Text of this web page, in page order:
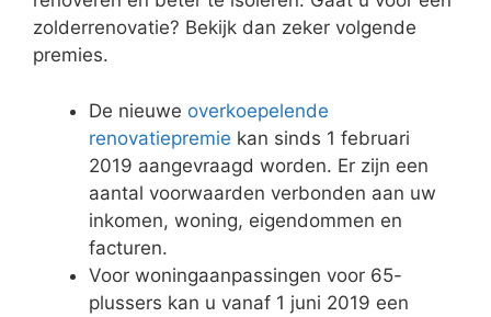
zolderrenovatie? Bekijk dan zeker volgende
premies.
De nieuwe overkoepelende
renovatiepremie kan sinds 1 februari
2019 aangevraagd worden. Er zijn een
aantal voorwaarden verbonden aan uw
inkomen, woning, eigendommen en
facturen.
Voor woningaanpassingen voor 65-
plussers kan u vanaf 1 juni 2019 een